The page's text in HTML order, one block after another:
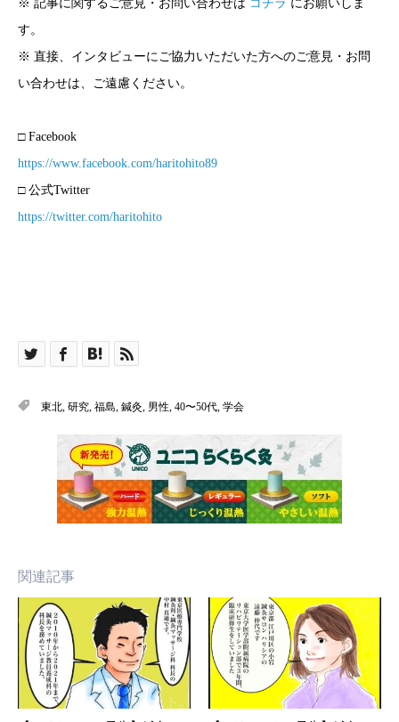
※ 記事に関するご意見・お問い合わせは コチラ にお願いしま
す。
※ 直接、インタビューにご協力いただいた方へのご意見・お問
い合わせは、ご遠慮ください。
□ Facebook
https://www.facebook.com/haritohito89
□ 公式Twitter
https://twitter.com/haritohito
東北, 研究, 福島, 鍼灸, 男性, 40〜50代, 学会
関連記事